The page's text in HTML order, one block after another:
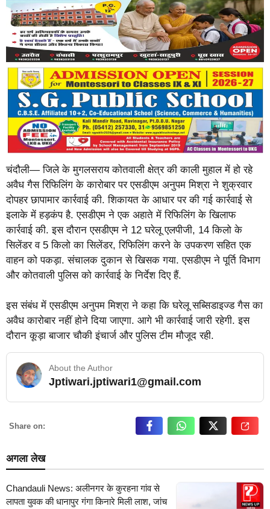
चंदौली— जिले के मुगलसराय कोतवाली क्षेत्र की काली मुहाल में हो रहे
अवैध गैस रिफिलिंग के कारोबार पर एसडीएम अनुपम मिश्रा ने शुक्रवार
दोपहर छापामार कार्रवाई की. शिकायत के आधार पर की गई कार्रवाई से
इलाके में हड़कंप है. एसडीएम ने एक अहाते में रिफिलिंग के खिलाफ
कार्रवाई की. इस दौरान एसडीएम ने 12 घरेलू एलपीजी, 14 किलो के
सिलेंडर व 5 किलो का सिलेंडर, रिफिलिंग करने के उपकरण सहित एक
वाहन को पकड़ा. संचालक दुकान से खिसक गया. एसडीएम ने पूर्ति विभाग
और कोतवाली पुलिस को कार्रवाई के निर्देश दिए हैं.
इस संबंध में एसडीएम अनुपम मिश्रा ने कहा कि घरेलू सब्सिडाइज्ड गैस का
अवैध कारोबार नहीं होने दिया जाएगा. आगे भी कार्रवाई जारी रहेगी. इस
दौरान कूड़ा बाजार चौकी इंचार्ज और पुलिस टीम मौजूद रही.
About the Author
Jptiwari.jptiwari1@gmail.com… Read More
Share on:
अगला लेख
Chandauli News: अलीनगर के कुरहना गांव से
लापता युवक की धानापुर गंगा किनारे मिली लाश, जांच